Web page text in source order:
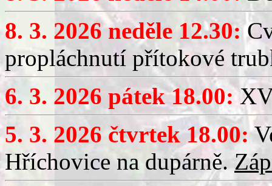
8. 3. 2026 neděle 12.30:
propláchnutí přítokové
6. 3. 2026 pátek 18.00:
5. 3. 2026 čtvrtek 18.00:
Hříchovice na dupárně.